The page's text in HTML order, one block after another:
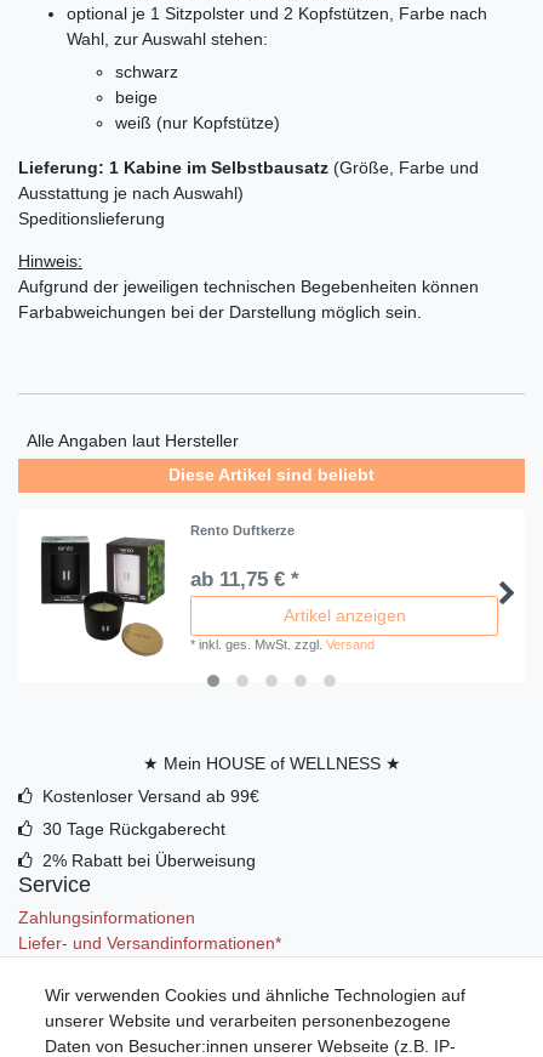
optional je 1 Sitzpolster und 2 Kopfstützen, Farbe nach
Wahl, zur Auswahl stehen:
schwarz
beige
weiß (nur Kopfstütze)
Lieferung: 1 Kabine im Selbstbausatz (Größe, Farbe und
Ausstattung je nach Auswahl)
Speditionslieferung
Hinweis:
Aufgrund der jeweiligen technischen Begebenheiten können
Farbabweichungen bei der Darstellung möglich sein.
Alle Angaben laut Hersteller
Diese Artikel sind beliebt
Rento Duftkerze
ab 11,75 € *
Artikel anzeigen
*inkl. ges. MwSt. zzgl.Versand
★ Mein HOUSE of WELLNESS ★
Kostenloser Versand ab 99€
30 Tage Rückgaberecht
2% Rabatt bei Überweisung
Service
Zahlungsinformationen
Liefer- und Versandinformationen*
Mein Konto
Registrieren
Wir verwenden Cookies und ähnliche Technologien auf
unserer Website und verarbeiten personenbezogene
Daten von Besucher:innen unserer Webseite (z.B. IP-